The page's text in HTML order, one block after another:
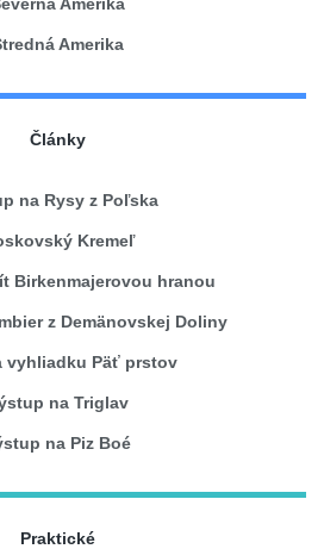
Amerika
Články
na Rysy z Poľska
Kremeľ
Birkenmajerovou hranou
z Demänovskej Doliny
vyhliadku Päť prstov
na Triglav
na Piz Boé
Praktické